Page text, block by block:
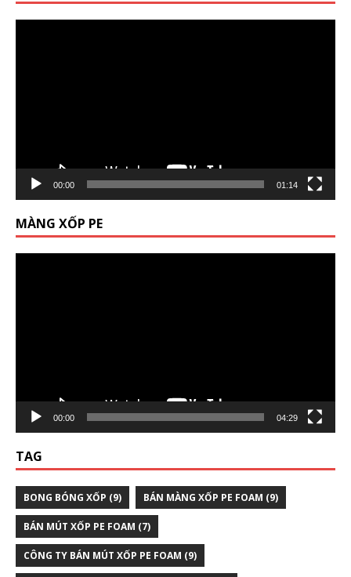
00:00 01:14
MÀNG XỐP PE
00:00 04:29
TAG
BONG BÓNG XỐP (9) BÁN MÀNG XỐP PE FOAM (9)
BÁN MÚT XỐP PE FOAM (7)
CÔNG TY BÁN MÚT XỐP PE FOAM (9)